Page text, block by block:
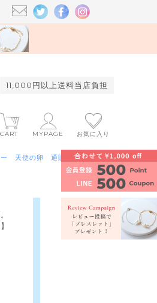
11,000円以上送料当店負担
CART MYPAGE お気に入り
ー 天使の卵 通販本店